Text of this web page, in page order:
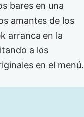
bares en una
amantes de los
arranca en la
a los
en el menú.